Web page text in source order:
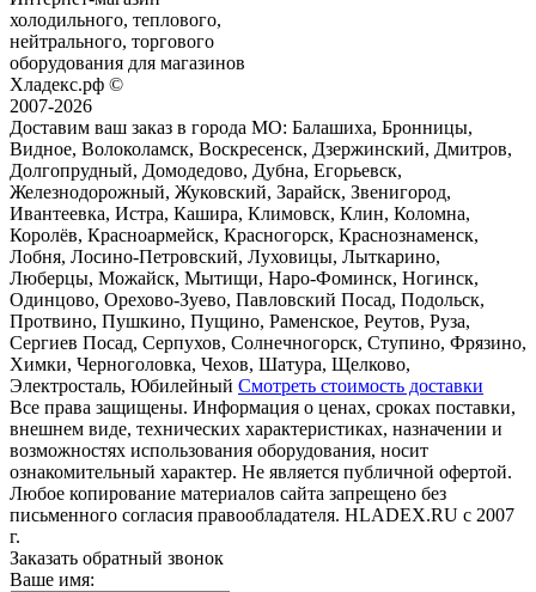
холодильного, теплового,
нейтрального, торгового
оборудования для магазинов
Хладекс.рф ©
2007-2026
Доставим ваш заказ в города МО: Балашиха, Бронницы,
Видное, Волоколамск, Воскресенск, Дзержинский, Дмитров,
Долгопрудный, Домодедово, Дубна, Егорьевск,
Железнодорожный, Жуковский, Зарайск, Звенигород,
Ивантеевка, Истра, Кашира, Климовск, Клин, Коломна,
Королёв, Красноармейск, Красногорск, Краснознаменск,
Лобня, Лосино-Петровский, Луховицы, Лыткарино,
Люберцы, Можайск, Мытищи, Наро-Фоминск, Ногинск,
Одинцово, Орехово-Зуево, Павловский Посад, Подольск,
Протвино, Пушкино, Пущино, Раменское, Реутов, Руза,
Сергиев Посад, Серпухов, Солнечногорск, Ступино, Фрязино,
Химки, Черноголовка, Чехов, Шатура, Щелково,
Электросталь, Юбилейный Смотреть стоимость доставки
Все права защищены. Информация о ценах, сроках поставки,
внешнем виде, технических характеристиках, назначении и
возможностях использования оборудования, носит
ознакомительный характер. Не является публичной офертой.
Любое копирование материалов сайта запрещено без
письменного согласия правообладателя. HLADEX.RU c 2007
г.
Заказать обратный звонок
Ваше имя: